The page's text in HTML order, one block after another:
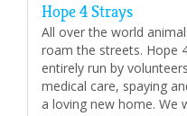
Hope 4 Strays
All over the world
roam the streets. Hope
entirely run by
medical care, spaying
a loving new home. We